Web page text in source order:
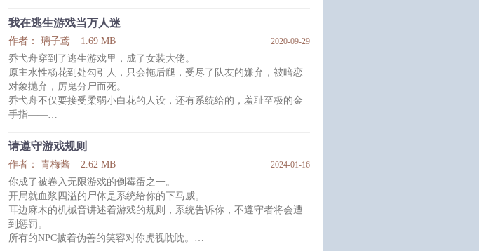
“真人？！这是什么神仙颜值！！”
“明明可以靠脸吃饭，却偏偏想凭实力当世界冠军？？”
“看他安静吃泡面的样子，麻麻心要化了......”
“怎么可以这么乖！”
......
几秒后，直播间里传来开锁的声音。
直播间瞬间鸦雀无声。
镜
我在逃生游戏当万人迷
作者： 璃子鸢 1.69 MB 2020-09-29
乔弋舟穿到了逃生游戏里，成了女装大佬。
原主水性杨花到处勾引人，只会拖后腿，受尽了队友的嫌弃，被暗恋
对象抛弃，厉鬼分尸而死。
乔弋舟不仅要接受柔弱小白花的人设，还有系统给的，羞耻至极的金
手指——
于是……
乔弋舟忍住极大羞耻，一拳打下去：“嘤。”
队友：小老弟，你怎么一锤就锤死了厉鬼！？
队友：“小心又来一只鬼！
乔弋舟（超小声）：“嘤！嘤！嘤！”
队友：……啊啊啊，三锤下去嗝屁了喂！
—
为了不暴露自己，乔弋舟每天都非常努力装弱。
请遵守游戏规则
作者： 青梅酱 2.62 MB 2024-01-16
你成了被卷入无限游戏的倒霉蛋之一。
开局就血浆四溢的尸体是系统给你的下马威。
耳边麻木的机械音讲述着游戏的规则，系统告诉你，不遵守者将会遭
到惩罚。
所有的NPC披着伪善的笑容对你虎视眈眈。